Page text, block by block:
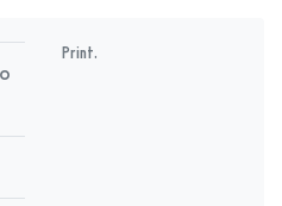
Print.